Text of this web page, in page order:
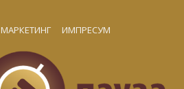
МАРКЕТИНГ ИМПРЕСУМ